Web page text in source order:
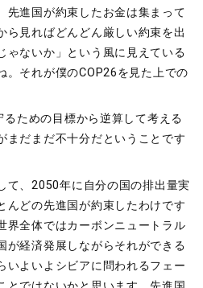
先進国が約束したお金は集まって
ら見ればどんどん厳しい約束を出
ゃないか」という風に見えている
。それが僕のCOP26を見た上での
ための目標から逆算して考える
まだまだ不十分だということです
て、2050年に自分の国の排出量実
んどの先進国が約束したわけです
界全体ではカーボンニュートラル
が経済発展しながらそれができる
いよいよシビアに問われるフェー